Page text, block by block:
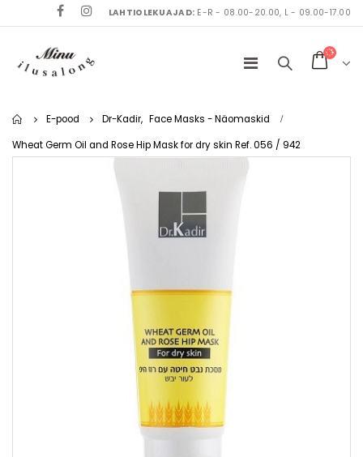
LAHTIOLEKUAJAD: E-R - 08.00-20.00, L - 09.00-17.00
Home
E-pood Dr-Kadir, Face Masks - Näomaskid
Wheat Germ Oil and Rose Hip Mask for dry skin Ref. 056 / 942